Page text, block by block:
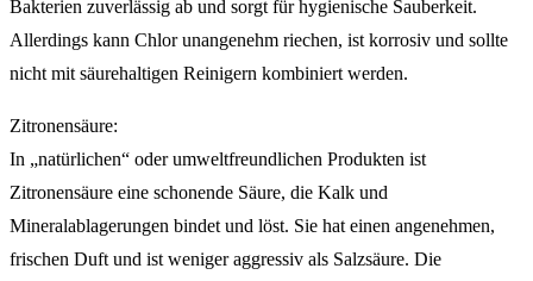
Bakterien zuverlässig ab und sorgt für hygienische Sauberkeit.
Allerdings kann Chlor unangenehm riechen, ist korrosiv und sollte
nicht mit säurehaltigen Reinigern kombiniert werden.
Zitronensäure:
In „natürlichen“ oder umweltfreundlichen Produkten ist
Zitronensäure eine schonende Säure, die Kalk und
Mineralablagerungen bindet und löst. Sie hat einen angenehmen,
frischen Duft und ist weniger aggressiv als Salzsäure. Die